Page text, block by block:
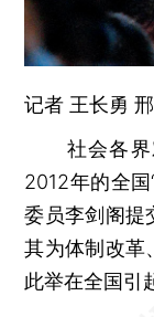
记者 王长勇
社会各界
2012年的全
委员李剑阁提
其为体制改革
此举在全国引